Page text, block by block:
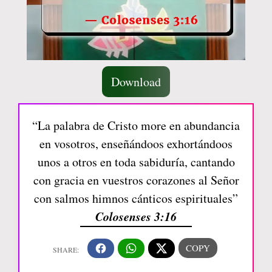
Download
“La palabra de Cristo more en abundancia
en vosotros, enseñándoos exhortándoos
unos a otros en toda sabiduría, cantando
con gracia en vuestros corazones al Señor
con salmos himnos cánticos espirituales”
Colosenses 3:16